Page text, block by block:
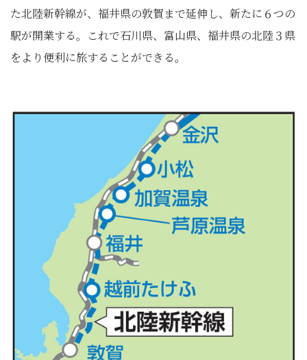
た北陸新幹線が、福井県の敦賀まで延伸し、新たに６つの
駅が開業する。これで石川県、富山県、福井県の北陸３県
をより便利に旅することができる。